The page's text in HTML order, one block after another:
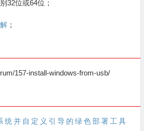
32位或64位；
；
157-install-windows-from-usb/
统并自定义引导的绿色部署工具